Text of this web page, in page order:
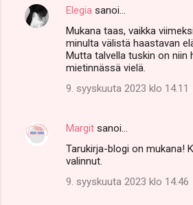
Elegia sanoi…
Mukana taas, vaikka
minulta välistä haastavan
Mutta talvella tuskin on niin
mietinnässä vielä.
9. syyskuuta 2023 klo 14.11
Margit sanoi…
Tarukirja-blogi on mukana!
valinnut.
9. syyskuuta 2023 klo 14.46